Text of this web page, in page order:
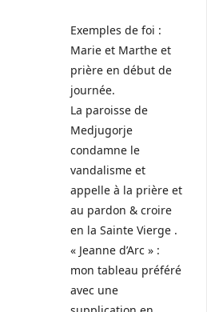
Exemples de foi :
Marie et Marthe et
prière en début de
journée.
La paroisse de
Medjugorje
condamne le
vandalisme et
appelle à la prière et
au pardon & croire
en la Sainte Vierge .
« Jeanne d’Arc » :
mon tableau préféré
avec une